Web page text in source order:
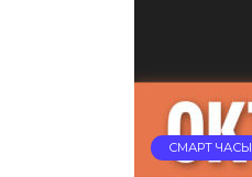
СМАРТ ЧАСЫ